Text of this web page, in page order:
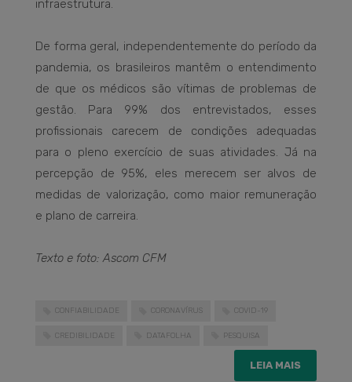
infraestrutura.
De forma geral, independentemente do período da
pandemia, os brasileiros mantêm o entendimento
de que os médicos são vítimas de problemas de
gestão. Para 99% dos entrevistados, esses
profissionais carecem de condições adequadas
para o pleno exercício de suas atividades. Já na
percepção de 95%, eles merecem ser alvos de
medidas de valorização, como maior remuneração
e plano de carreira.
Texto e foto: Ascom CFM
CONFIABILIDADE CORONAVÍRUS COVID-19
CREDIBILIDADE DATAFOLHA PESQUISA
LEIA MAIS